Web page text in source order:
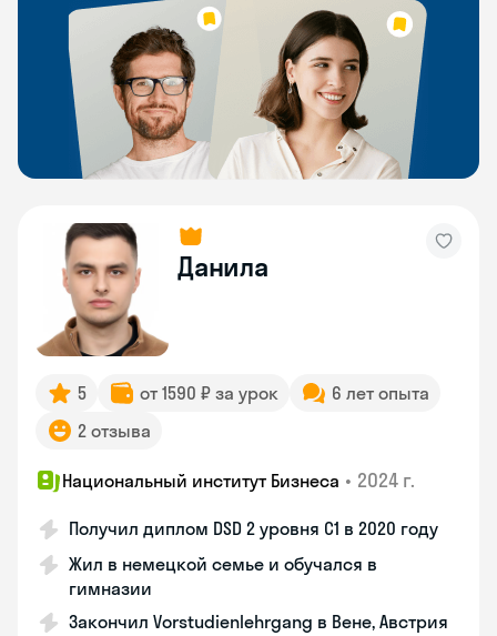
Данила
5 от 1590 ₽ за урок
6 лет опыта
2 отзыва
Национальный институт Бизнеса • 2024 г.
Получил диплом DSD 2 уровня С1 в 2020 году
Жил в немецкой семье и обучался в
гимназии
Закончил Vorstudienlehrgang в Вене, Австрия